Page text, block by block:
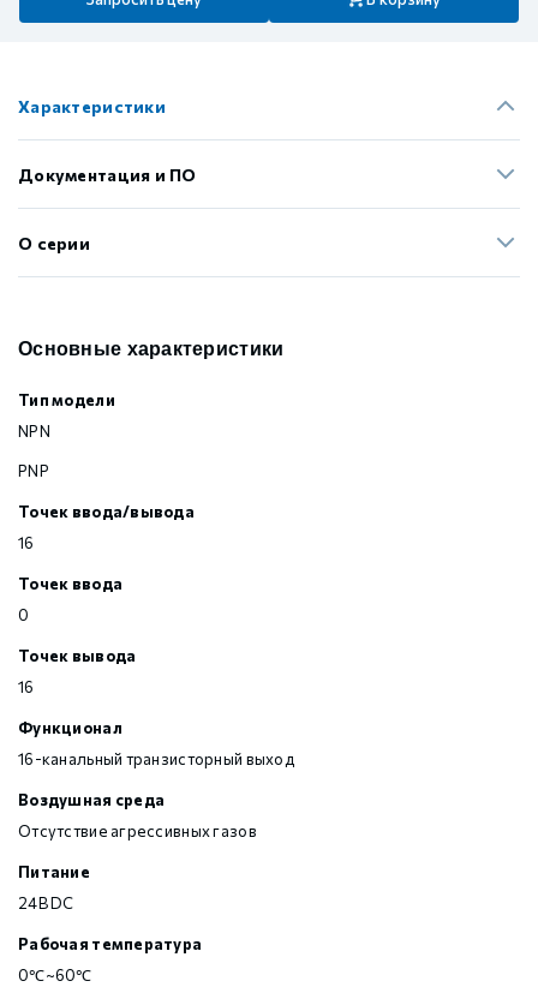
Характеристики
Документация и ПО
О серии
Основные характеристики
Тип модели
NPN
PNP
Точек ввода/вывода
16
Точек ввода
0
Точек вывода
16
Функционал
16-канальный транзисторный выход
Воздушная среда
Отсутствие агрессивных газов
Питание
24В DC
Рабочая температура
0℃~60℃